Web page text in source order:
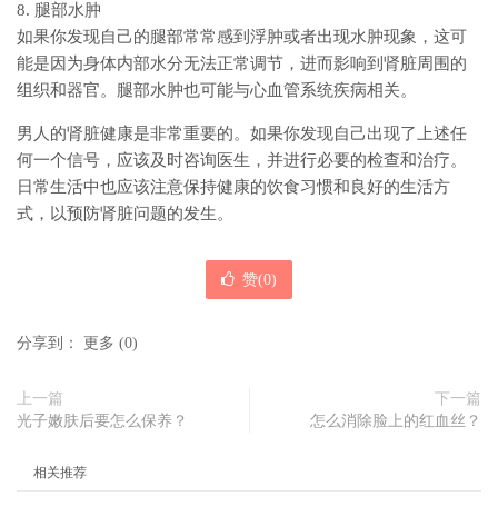
8. 腿部水肿
如果你发现自己的腿部常常感到浮肿或者出现水肿现象，这可
能是因为身体内部水分无法正常调节，进而影响到肾脏周围的
组织和器官。腿部水肿也可能与心血管系统疾病相关。
男人的肾脏健康是非常重要的。如果你发现自己出现了上述任
何一个信号，应该及时咨询医生，并进行必要的检查和治疗。
日常生活中也应该注意保持健康的饮食习惯和良好的生活方
式，以预防肾脏问题的发生。
赞(0)
分享到： 更多 (0)
上一篇
光子嫩肤后要怎么保养？
下一篇
怎么消除脸上的红血丝？
相关推荐